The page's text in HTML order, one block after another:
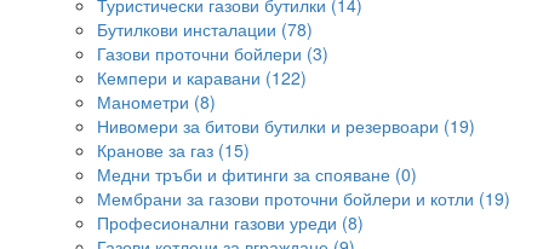
Туристически газови бутилки (14)
Бутилкови инсталации (78)
Газови проточни бойлери (3)
Кемпери и каравани (122)
Манометри (8)
Нивомери за битови бутилки и резервоари (19)
Кранове за газ (15)
Медни тръби и фитинги за спояване (0)
Мембрани за газови проточни бойлери и котли (19)
Професионални газови уреди (8)